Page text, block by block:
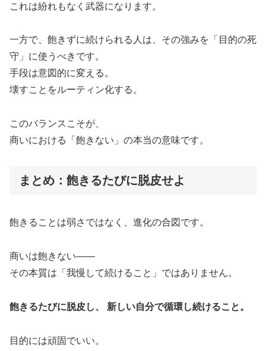
これは紛れもなく武器になります。
一方で、飽きずに続けられる人は、その強みを「目的の死
守」に使うべきです。
手段は意図的に変える。
壊すことをルーティン化する。
このバランスこそが、
商いにおける「飽きない」の本当の意味です。
まとめ：飽きるたびに脱皮せよ
飽きることは弱さではなく、進化の合図です。
商いは飽きない——
その本質は「我慢して続けること」ではありません。
飽きるたびに脱皮し、 新しい自分で循環し続けること。
目的には頑固でいい。